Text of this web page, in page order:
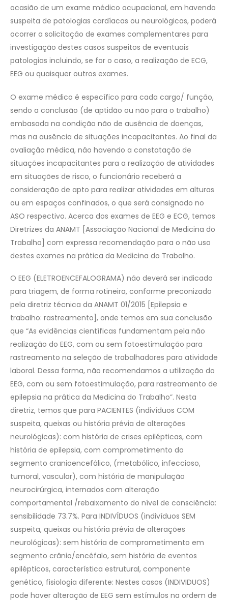
ocasião de um exame médico ocupacional, em havendo
suspeita de patologias cardíacas ou neurológicas, poderá
ocorrer a solicitação de exames complementares para
investigação destes casos suspeitos de eventuais
patologias incluindo, se for o caso, a realização de ECG,
EEG ou quaisquer outros exames.
O exame médico é específico para cada cargo/ função,
sendo a conclusão (de aptidão ou não para o trabalho)
embasada na condição não de ausência de doenças,
mas na ausência de situações incapacitantes. Ao final da
avaliação médica, não havendo a constatação de
situações incapacitantes para a realização de atividades
em situações de risco, o funcionário receberá a
consideração de apto para realizar atividades em alturas
ou em espaços confinados, o que será consignado no
ASO respectivo. Acerca dos exames de EEG e ECG, temos
Diretrizes da ANAMT [Associação Nacional de Medicina do
Trabalho] com expressa recomendação para o não uso
destes exames na prática da Medicina do Trabalho.
O EEG (ELETROENCEFALOGRAMA) não deverá ser indicado
para triagem, de forma rotineira, conforme preconizado
pela diretriz técnica da ANAMT 01/2015 [Epilepsia e
trabalho: rastreamento], onde temos em sua conclusão
que “As evidências científicas fundamentam pela não
realização do EEG, com ou sem fotoestimulação para
rastreamento na seleção de trabalhadores para atividade
laboral. Dessa forma, não recomendamos a utilização do
EEG, com ou sem fotoestimulação, para rastreamento de
epilepsia na prática da Medicina do Trabalho”. Nesta
diretriz, temos que para PACIENTES (indivíduos COM
suspeita, queixas ou história prévia de alterações
neurológicas): com história de crises epilépticas, com
história de epilepsia, com comprometimento do
segmento cranioencefálico, (metabólico, infeccioso,
tumoral, vascular), com história de manipulação
neurocirúrgica, internados com alteração
comportamental /rebaixamento do nível de consciência:
sensibilidade 73.7%. Para INDIVÍDUOS (indivíduos SEM
suspeita, queixas ou história prévia de alterações
neurológicas): sem história de comprometimento em
segmento crânio/encéfalo, sem história de eventos
epilépticos, característica estrutural, componente
genético, fisiologia diferente: Nestes casos (INDIVIDUOS)
pode haver alteração de EEG sem estímulos na ordem de